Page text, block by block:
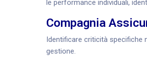
le performance individuali,
Compagnia
Identificare criticità specifiche
gestione.